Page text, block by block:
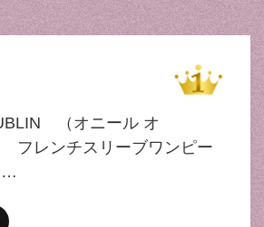
（オニール オ
フレンチスリーブワンピー
…